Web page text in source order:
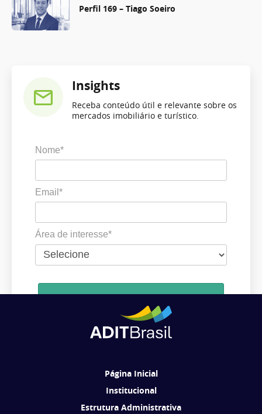
Perfil 169 – Tiago Soeiro
Insights
Receba conteúdo útil e relevante sobre os
mercados imobiliário e turístico.
Nome*
Email*
Área de interesse*
Ao se cadastrar, você concorda em receber comunicações da ADIT
Página Inicial
Institucional
Estrutura Administrativa